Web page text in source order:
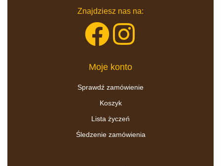
Znajdziesz nas na:
Moje konto
Sprawdź zamówienie
Koszyk
Lista życzeń
Śledzenie zamówienia